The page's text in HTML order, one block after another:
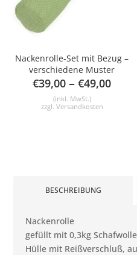
BESCHREIBUNG
Nackenrolle
gefüllt mit 0,3kg
Hülle mit Reißverschluß,
Nackenrolle-Set mit Bezug –
verschiedene Muster
€39,00 –€49,00
(inkl. MwSt.)
zzgl. Versandkosten